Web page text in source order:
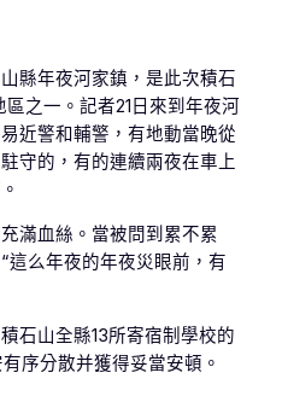
縣年夜河家鎮，是此次積石
之一。記者21日來到年夜河
近警和輔警，有地動當晚從
守的，有的連續兩夜在車上
滿血絲。當被問到累不累
“這么年夜的年夜災眼前，有
石山全縣13所寄宿制學校的
序分散并獲得妥當安頓。